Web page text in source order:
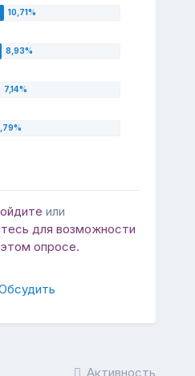
или
для возможности
опросе.
Активность